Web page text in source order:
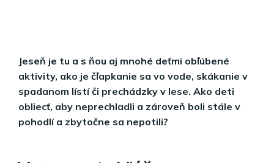
Jeseň je tu a s ňou aj mnohé deťmi obľúbené
aktivity, ako je čľapkanie sa vo vode, skákanie v
spadanom lístí či prechádzky v lese. Ako deti
obliecť, aby neprechladli a zároveň boli stále v
pohodlí a zbytočne sa nepotili?